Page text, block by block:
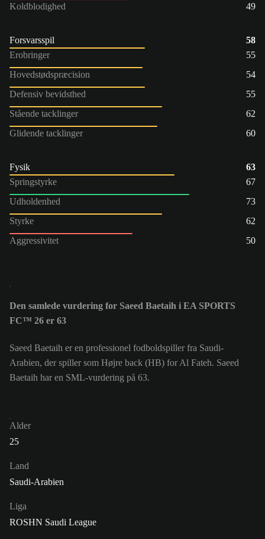
Koldblodighed
49
Forsvarsspil
58
Erobringer
55
Hovedstødspræcision
54
Defensiv bevidsthed
55
Stående tacklinger
62
Glidende tacklinger
60
Fysik
63
Springstyrke
67
Udholdenhed
73
Styrke
62
Aggressivitet
50
Den samlede vurdering for Saeed Baetaih i EA SPORTS
FC™ 26 er 63
Saeed Baetaih er en professionel fodboldspiller fra Saudi-
Arabien, der spiller som Højre back (HB) for Al Fateh. Saeed
Baetaih har en SML-vurdering på 63.
Alder
25
Land
Saudi-Arabien
Liga
ROSHN Saudi League